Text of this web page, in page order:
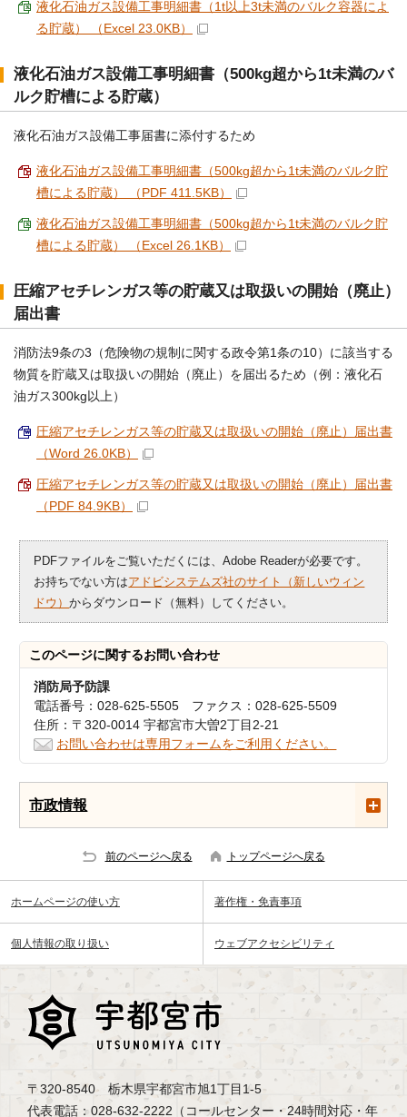
液化石油ガス設備工事明細書（1t以上3t未満のバルク容器によ
る貯蔵） （Excel 23.0KB）
液化石油ガス設備工事明細書（500kg超から1t未満のバ
ルク貯槽による貯蔵）
液化石油ガス設備工事届書に添付するため
液化石油ガス設備工事明細書（500kg超から1t未満のバルク貯
槽による貯蔵） （PDF 411.5KB）
液化石油ガス設備工事明細書（500kg超から1t未満のバルク貯
槽による貯蔵） （Excel 26.1KB）
圧縮アセチレンガス等の貯蔵又は取扱いの開始（廃止）
届出書
消防法9条の3（危険物の規制に関する政令第1条の10）に該当する
物質を貯蔵又は取扱いの開始（廃止）を届出るため（例：液化石
油ガス300kg以上）
圧縮アセチレンガス等の貯蔵又は取扱いの開始（廃止）届出書
（Word 26.0KB）
圧縮アセチレンガス等の貯蔵又は取扱いの開始（廃止）届出書
（PDF 84.9KB）
PDFファイルをご覧いただくには、Adobe Readerが必要です。
お持ちでない方はアドビシステムズ社のサイト（新しいウィン
ドウ）からダウンロード（無料）してください。
このページに関するお問い合わせ
消防局予防課
電話番号：028-625-5505 ファクス：028-625-5509
住所：〒320-0014 宇都宮市大曽2丁目2-21
お問い合わせは専用フォームをご利用ください。
市政情報
前のページへ戻る トップページへ戻る
ホームページの使い方 著作権・免責事項
個人情報の取り扱い ウェブアクセシビリティ
〒320-8540 栃木県宇都宮市旭1丁目1-5
代表電話：028-632-2222（コールセンター・24時間対応・年